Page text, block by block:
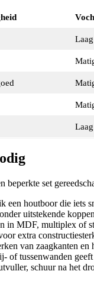
beperkte set
een houtboor die iets
uitstekende
in MDF, multiplex of
extra
van zaagkanten
of tussenwanden
schuur na het